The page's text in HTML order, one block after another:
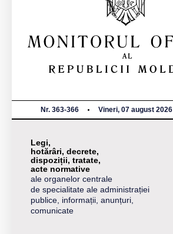
Nr. 363-366 Vineri, 07 august 2026
Legi,
hotărâri, decrete,
dispoziții, tratate,
acte normative
ale organelor centrale
de specialitate ale administrației
publice, informații, anunțuri,
comunicate